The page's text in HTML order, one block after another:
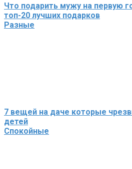
Что подарить мужу на первую
топ-20 лучших подарков
Разные
7 вещей на даче которые
детей
Спокойные